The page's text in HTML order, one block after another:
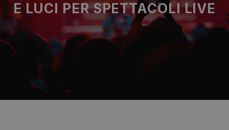
E LUCI PER SPETTACOLI LIVE